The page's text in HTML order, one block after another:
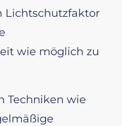
Lichtschutzfaktor
wie möglich zu
Techniken wie